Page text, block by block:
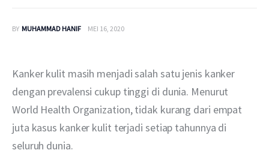
Layanan
BY MUHAMMAD HANIF MEI 16, 2020
Kanker kulit masih menjadi salah satu jenis kanker
dengan prevalensi cukup tinggi di dunia. Menurut
World Health Organization, tidak kurang dari empat
juta kasus kanker kulit terjadi setiap tahunnya di
seluruh dunia.